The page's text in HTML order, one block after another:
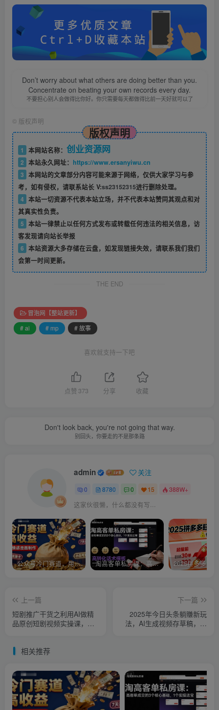
Don’t worry about what others are doing better than you.
Concentrate on beating your own records every day.
不要担心别人会做得比你好。你只需要每天都做得比前一天好就可以了
© 版权声明
版权声明
1 本网站名称： 创业资源网
2 本站永久网址： https://www.ersanyiwu.cn
3 本网站的文章部分内容可能来源于网络，仅供大家学习与参
考，如有侵权，请联系站长 V:ss23152315进行删除处理。
4 本站一切资源不代表本站立场，并不代表本站赞同其观点和对
其真实性负责。
5 本站一律禁止以任何方式发布或转载任何违法的相关信息，访
客发现请向站长举报
6 本站资源大多存储在云盘，如发现链接失效，请联系我们我们
会第一时间更新。
THE END
冒泡网【整站更新】
# ai
# mp # 故事
喜欢就支持一下吧
点赞 373 分享 收藏
Don't look back, you're not going that way.
别回头，你要走的不是那条路
admin 关注
0 8780 0 15 388W+
这家伙很懒，什么都没有写...
公众号冷门赛道，用AI做情感漫画，7天开通流量主，操作简单，小白可玩 淘高客单私房课：高客单成交的3个核心基础，1个实操法宝
上一篇
短剧推广干货之利用AI做精
品原创短剧视频实操课，小
下一篇
2025年今日头条躺賺新玩
法，AI生成视频存草稿，每
相关推荐